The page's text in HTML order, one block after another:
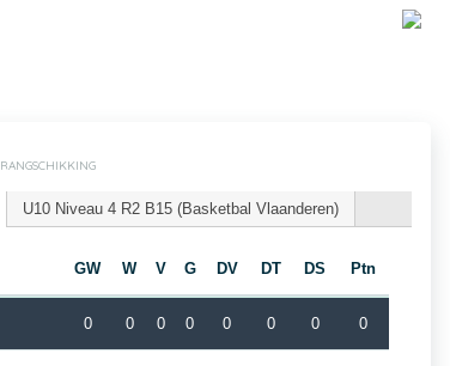
RANGSCHIKKING
U10 Niveau 4 R2 B15 (Basketbal Vlaanderen)
GW W V G DV DT DS Ptn
0 0 0 0 0 0 0 0